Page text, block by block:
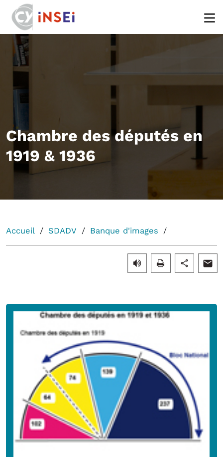
Chambre des députés en
1919 & 1936
Accueil SDADV Banque d'images